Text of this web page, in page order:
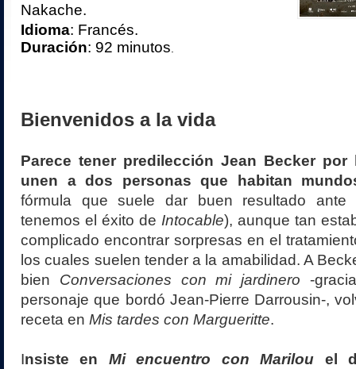
Nakache.
Idioma: Francés.
Duración: 92 minutos
Bienvenidos a la vida
Parece tener predilección Jean Becker
unen a dos personas que habitan
fórmula que suele dar buen resultado ante
tenemos el éxito de Intocable), aunque tan
complicado encontrar sorpresas en el
los cuales suelen tender a la amabilidad. A
bien Conversaciones con mi jardinero -
personaje que bordó Jean-Pierre Darrousin-,
receta en Mis tardes con Margueritte.
Insiste en Mi encuentro con Marilou el